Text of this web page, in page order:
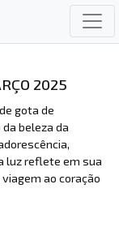
2025
gota de
beleza da
luz reflete em sua
ao coração